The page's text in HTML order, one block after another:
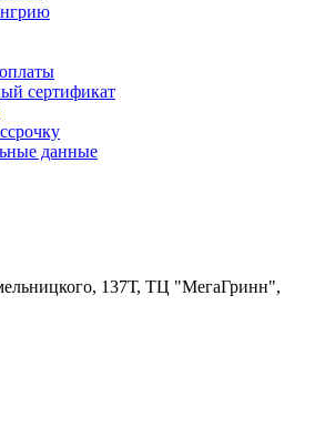
сертификат
данные
137Т, ТЦ "МегаГринн",